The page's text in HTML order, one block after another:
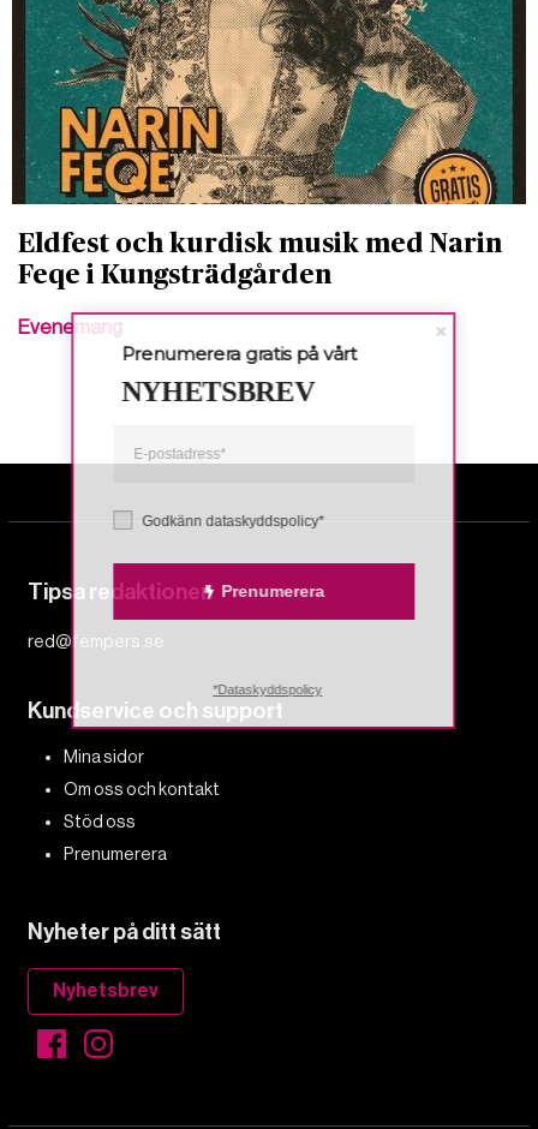
Eldfest och kurdisk musik med Narin
Feqe i Kungsträdgården
Evenemang
Tipsa redaktionen
red@fempers.se
Kundservice och support
Mina sidor
Om oss och kontakt
Stöd oss
Prenumerera
Nyheter på ditt sätt
Nyhetsbrev
Godkänn dataskyddspolicy*
Prenumerera
Prenumerera gratis på vårt
NYHETSBREV
*Dataskyddspolicy